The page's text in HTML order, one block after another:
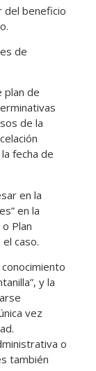
del beneficio
de
plan de
de la
fecha de
en la
en la
Plan
caso.
y la
vez
o
también